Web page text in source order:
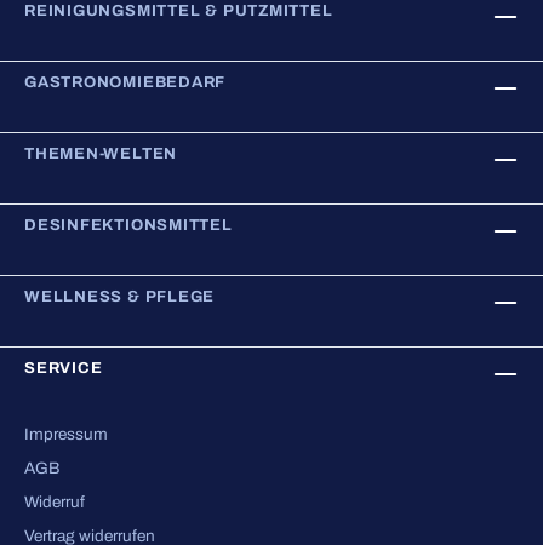
REINIGUNGSMITTEL & PUTZMITTEL
GASTRONOMIEBEDARF
THEMEN-WELTEN
DESINFEKTIONSMITTEL
WELLNESS & PFLEGE
SERVICE
Impressum
AGB
Widerruf
Vertrag widerrufen